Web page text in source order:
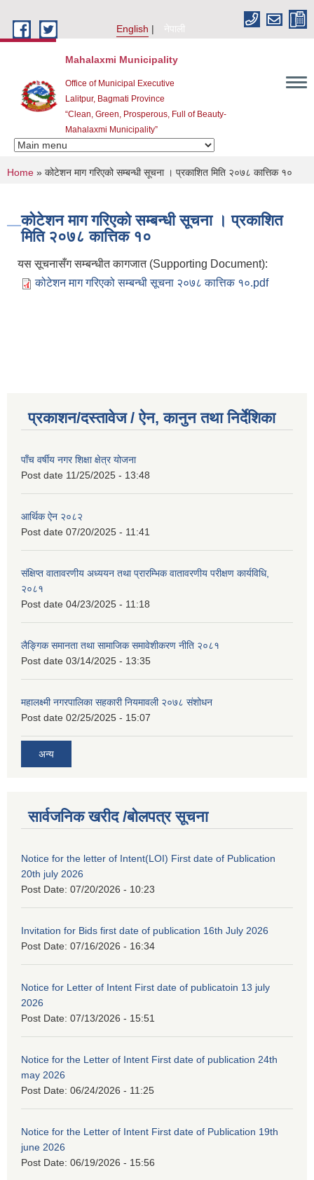
English
नेपाली
Mahalaxmi Municipality
Office of Municipal Executive
Lalitpur, Bagmati Province
“Clean, Green, Prosperous, Full of Beauty-
Mahalaxmi Municipality”
You are here
Home » कोटेशन माग गरिएको सम्बन्धी सूचना । प्रकाशित मिति २०७८ कात्तिक १०
कोटेशन माग गरिएको सम्बन्धी सूचना । प्रकाशित
मिति २०७८ कात्तिक १०
यस सूचनासँग सम्बन्धीत कागजात (Supporting Document):
कोटेशन माग गरिएको सम्बन्धी सूचना २०७८ कात्तिक १०.pdf
प्रकाशन/दस्तावेज / ऐन, कानुन तथा निर्देशिका
पाँच वर्षीय नगर शिक्षा क्षेत्र योजना
Post date 11/25/2025 - 13:48
आर्थिक ऐन २०८२
Post date 07/20/2025 - 11:41
संक्षिप्त वातावरणीय अध्ययन तथा प्रारम्भिक वातावरणीय परीक्षण कार्यविधि,
२०८१
Post date 04/23/2025 - 11:18
लैङ्गिक समानता तथा सामाजिक समावेशीकरण नीति २०८१
Post date 03/14/2025 - 13:35
महालक्ष्मी नगरपालिका सहकारी नियमावली २०७८ संशोधन
Post date 02/25/2025 - 15:07
अन्य
सार्वजनिक खरीद /बोलपत्र सूचना
Notice for the letter of Intent(LOI) First date of Publication
20th july 2026
Post Date: 07/20/2026 - 10:23
Invitation for Bids first date of publication 16th July 2026
Post Date: 07/16/2026 - 16:34
Notice for Letter of Intent First date of publicatoin 13 july
2026
Post Date: 07/13/2026 - 15:51
Notice for the Letter of Intent First date of publication 24th
may 2026
Post Date: 06/24/2026 - 11:25
Notice for the Letter of Intent First date of Publication 19th
june 2026
Post Date: 06/19/2026 - 15:56